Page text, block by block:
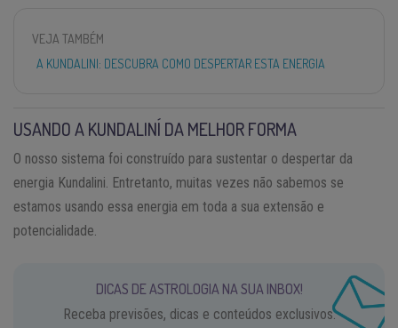
VEJA TAMBÉM
A KUNDALINI: DESCUBRA COMO DESPERTAR ESTA ENERGIA
USANDO A KUNDALINÍ DA MELHOR FORMA
O nosso sistema foi construído para sustentar o despertar da
energia Kundalini. Entretanto, muitas vezes não sabemos se
estamos usando essa energia em toda a sua extensão e
potencialidade.
DICAS DE ASTROLOGIA NA SUA INBOX!
Receba previsões, dicas e conteúdos exclusivos.